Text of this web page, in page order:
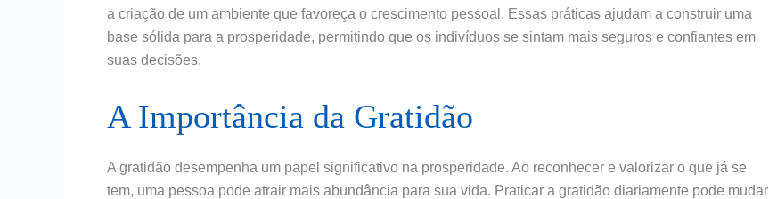
a criação de um ambiente que favoreça o crescimento pessoal. Essas práticas ajudam a construir uma
base sólida para a prosperidade, permitindo que os indivíduos se sintam mais seguros e confiantes em
suas decisões.
A Importância da Gratidão
A gratidão desempenha um papel significativo na prosperidade. Ao reconhecer e valorizar o que já se
tem, uma pessoa pode atrair mais abundância para sua vida. Praticar a gratidão diariamente pode mudar